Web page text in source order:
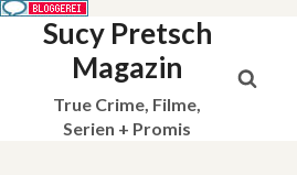
Sucy Pretsch
Magazin
True Crime, Filme,
Serien + Promis